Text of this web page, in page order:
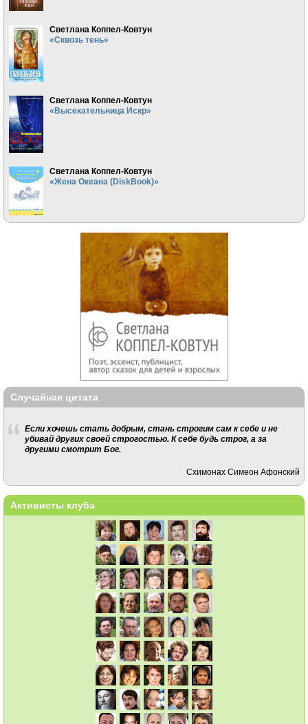
Светлана Коппел-Ковтун
«Сквозь тень»
Светлана Коппел-Ковтун
«Высекательница Искр»
Светлана Коппел-Ковтун
«Жена Океана (DiskBook)»
Случайная цитата
Если хочешь стать добрым, стань строгим сам к себе и не
убивай других своей строгостью. К себе будь строг, а за
другими смотрит Бог.
Схимонах Симеон Афонский
Активисты клуба